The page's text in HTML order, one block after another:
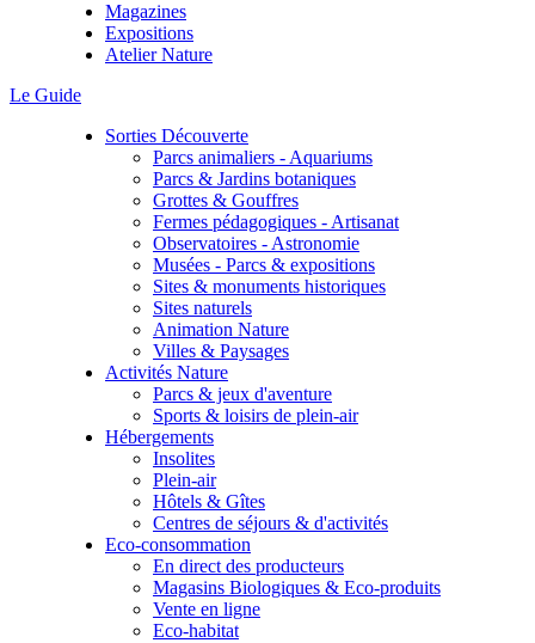
Magazines
Expositions
Atelier Nature
Le Guide
Sorties Découverte
Parcs animaliers - Aquariums
Parcs & Jardins botaniques
Grottes & Gouffres
Fermes pédagogiques - Artisanat
Observatoires - Astronomie
Musées - Parcs & expositions
Sites & monuments historiques
Sites naturels
Animation Nature
Villes & Paysages
Activités Nature
Parcs & jeux d'aventure
Sports & loisirs de plein-air
Hébergements
Insolites
Plein-air
Hôtels & Gîtes
Centres de séjours & d'activités
Eco-consommation
En direct des producteurs
Magasins Biologiques & Eco-produits
Vente en ligne
Eco-habitat